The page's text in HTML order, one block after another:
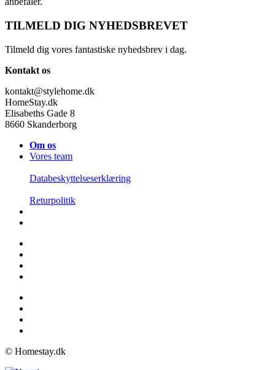
TILMELD DIG NYHEDSBREVET
Tilmeld dig vores fantastiske nyhedsbrev i dag.
Kontakt os
kontakt@stylehome.dk
HomeStay.dk
Elisabeths Gade 8
8660 Skanderborg
Om os
Vores team
Databeskyttelseserklæring
Returpolitik
© Homestay.dk